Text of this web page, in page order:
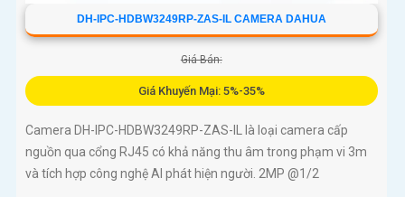
DH-IPC-HDBW3249RP-ZAS-IL CAMERA DAHUA
Giá Bán:
Giá Khuyến Mại: 5%-35%
Camera DH-IPC-HDBW3249RP-ZAS-IL là loại camera cấp
nguồn qua cổng RJ45 có khả năng thu âm trong phạm vi 3m
và tích hợp công nghệ AI phát hiện người. 2MP @1/2